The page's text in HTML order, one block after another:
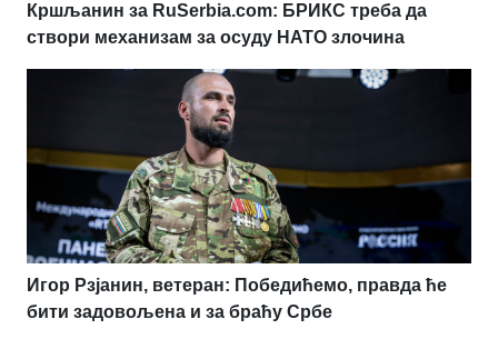
Кршљанин за RuSerbia.com: БРИКС треба да
створи механизам за осуду НАТО злочина
Игор Рзјанин, ветеран: Победићемо, правда ће
бити задовољена и за браћу Србе